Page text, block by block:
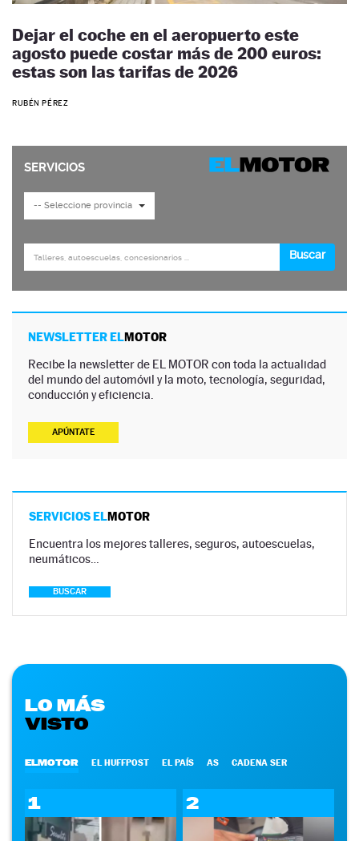
Dejar el coche en el aeropuerto este
agosto puede costar más de 200 euros:
estas son las tarifas de 2026
RUBÉN PÉREZ
NEWSLETTER ELMOTOR
Recibe la newsletter de EL MOTOR con toda la actualidad
del mundo del automóvil y la moto, tecnología, seguridad,
conducción y eficiencia.
APÚNTATE
SERVICIOS ELMOTOR
Encuentra los mejores talleres, seguros, autoescuelas,
neumáticos…
BUSCAR
LO MÁS
VISTO
ELMOTOR EL HUFFPOST EL PAÍS AS CADENA SER
1 2